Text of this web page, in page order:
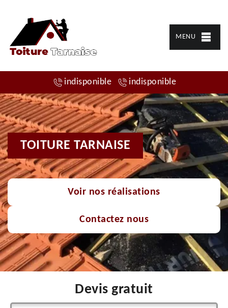
MENU
indisponible indisponible
TOITURE TARNAISE
Voir nos réalisations
Contactez nous
Devis gratuit